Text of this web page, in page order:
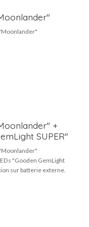
+
SUPER"
"Gooden GemLight
sur batterie externe.